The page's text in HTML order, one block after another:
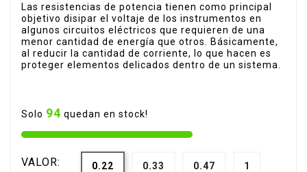
Las resistencias de potencia tienen como principal
objetivo disipar el voltaje de los instrumentos en
algunos circuitos eléctricos que requieren de una
menor cantidad de energía que otros. Básicamente,
al reducir la cantidad de corriente, lo que hacen es
proteger elementos delicados dentro de un sistema.
Solo 94 quedan en stock!
VALOR: 0.22 0.33 0.47 1